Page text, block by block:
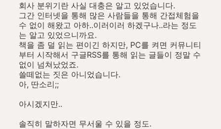
회사 분위기란 사실 대충은 알고 있었습니다.
그간 인터넷을 통해 많은 사람들을 통해 간접체험을
수 없이 해왔고 아하..이러이러 하겠구나..라는 정도
는 알고 있었으니까요.
책을 좀 덜 읽는 편이긴 하지만, PC를 켜면 커뮤니티
부터 시작해서 구글RSS를 통해 읽는 글들이 정말 수
없이 넘쳐났었죠.
쓸떼없는 짓은 아니었습니다.
아, 딴소리;;
아시겠지만..
솔직히 말하자면 무서울 수 있을 정도.